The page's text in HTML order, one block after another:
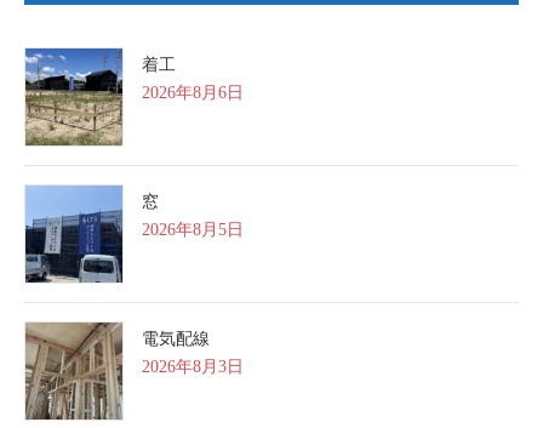
着工
2026年8月6日
窓
2026年8月5日
電気配線
2026年8月3日